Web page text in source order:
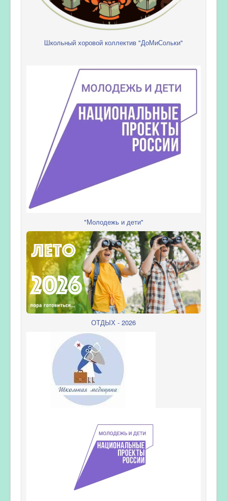
Школьный хоровой коллектив "ДоМиСольки"
"Молодежь и дети"
ОТДЫХ - 2026